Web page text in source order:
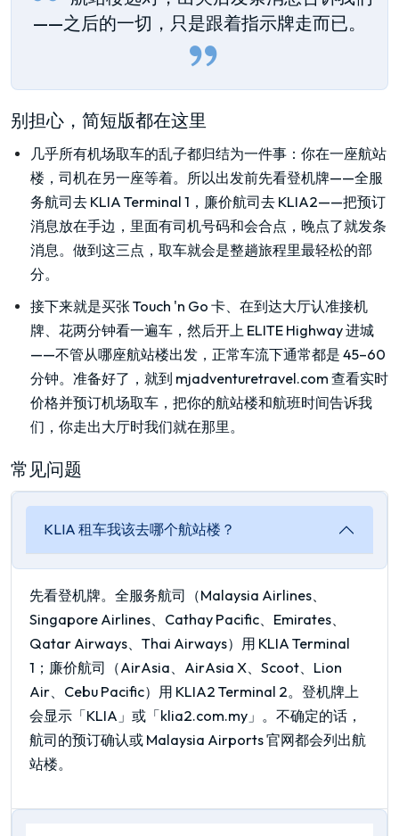
——之后的一切，只是跟着指示牌走而已。
别担心，简短版都在这里
几乎所有机场取车的乱子都归结为一件事：你在一座航站
楼，司机在另一座等着。所以出发前先看登机牌——全服
务航司去 KLIA Terminal 1，廉价航司去 KLIA2——把预订
消息放在手边，里面有司机号码和会合点，晚点了就发条
消息。做到这三点，取车就会是整趟旅程里最轻松的部
分。
接下来就是买张 Touch 'n Go 卡、在到达大厅认准接机
牌、花两分钟看一遍车，然后开上 ELITE Highway 进城
——不管从哪座航站楼出发，正常车流下通常都是 45–60
分钟。准备好了，就到 mjadventuretravel.com 查看实时
价格并预订机场取车，把你的航站楼和航班时间告诉我
们，你走出大厅时我们就在那里。
常见问题
KLIA 租车我该去哪个航站楼？
先看登机牌。全服务航司（Malaysia Airlines、
Singapore Airlines、Cathay Pacific、Emirates、
Qatar Airways、Thai Airways）用 KLIA Terminal
1；廉价航司（AirAsia、AirAsia X、Scoot、Lion
Air、Cebu Pacific）用 KLIA2 Terminal 2。登机牌上
会显示「KLIA」或「klia2.com.my」。不确定的话，
航司的预订确认或 Malaysia Airports 官网都会列出航
站楼。